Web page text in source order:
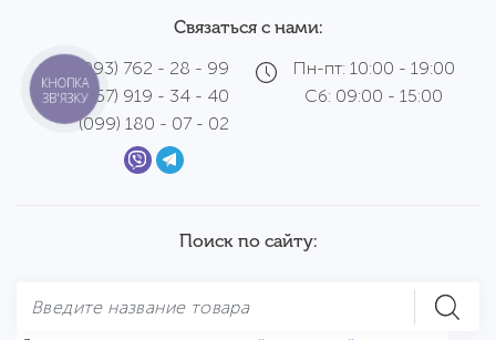
Связаться с нами:
(093) 762 - 28 - 99
(067) 919 - 34 - 40
(099) 180 - 07 - 02
Пн-пт: 10:00 - 19:00
Сб: 09:00 - 15:00
Поиск по сайту:
КНОПКА
ЗВ'ЯЗКУ